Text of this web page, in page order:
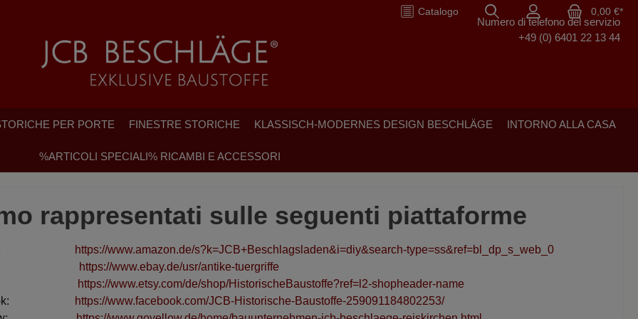
Numero di telefono del servizio
+49 (0) 6401 22 13 44
Catalogo 0,00 €*
PER PORTE FINESTRE STORICHE KLASSISCH-MODERNES DESIGN BESCHLÄGE INTORNO ALLA CASA
%ARTICOLI SPECIALI% RICAMBI E ACCESSORI
rappresentati sulle seguenti piattaforme
https://www.amazon.de/s?k=JCB+Beschlagsladen&i=diy&search-type=ss&ref=bl_dp_s_web_0
https://www.ebay.de/usr/antike-tuergriffe
https://www.etsy.com/de/shop/HistorischeBaustoffe?ref=l2-shopheader-name
https://www.facebook.com/JCB-Historische-Baustoffe-259091184802253/